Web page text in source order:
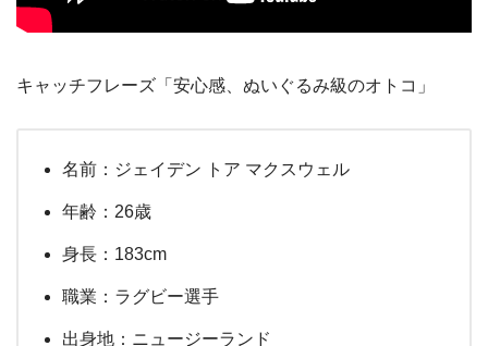
キャッチフレーズ「安心感、ぬいぐるみ級のオトコ」
名前：ジェイデン トア マクスウェル
年齢：26歳
身長：183cm
職業：ラグビー選手
出身地：ニュージーランド